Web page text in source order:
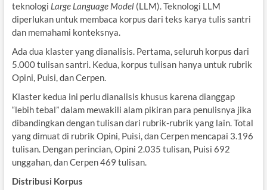
teknologi Large Language Model(LLM). Teknologi LLM
diperlukan untuk membaca korpus dari teks karya tulis santri
dan memahami konteksnya.
Ada dua klaster yang dianalisis. Pertama, seluruh korpus dari
5.000 tulisan santri. Kedua, korpus tulisan hanya untuk rubrik
Opini, Puisi, dan Cerpen.
Klaster kedua ini perlu dianalisis khusus karena dianggap
“lebih tebal” dalam mewakili alam pikiran para penulisnya jika
dibandingkan dengan tulisan dari rubrik-rubrik yang lain. Total
yang dimuat di rubrik Opini, Puisi, dan Cerpen mencapai 3.196
tulisan. Dengan perincian, Opini 2.035 tulisan, Puisi 692
unggahan, dan Cerpen 469 tulisan.
Distribusi Korpus